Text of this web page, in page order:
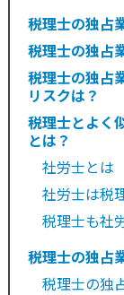
税理士の独占
税理士の独占
税理士の独占
リスクは？
税理士とよく
とは？
社労士とは
社労士は税
税理士も社
税理士の独占
税理士の独